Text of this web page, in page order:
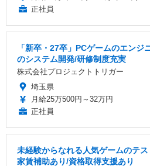
正社員
「新卒・27卒」PCゲームのエンジ
のシステム開発/研修制度充実
株式会社プロジェクトトリガー
埼玉県
月給25万500円～32万円
正社員
未経験からなれる人気ゲームのテ
家賃補助あり/資格取得支援あり